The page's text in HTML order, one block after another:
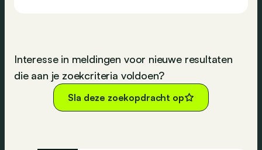
Interesse in meldingen voor nieuwe resultaten
die aan je zoekcriteria voldoen?
Sla deze zoekopdracht op